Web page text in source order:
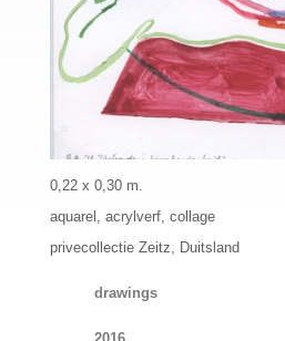
0,22 x 0,30 m.
aquarel, acrylverf, collage
privecollectie Zeitz, Duitsland
drawings